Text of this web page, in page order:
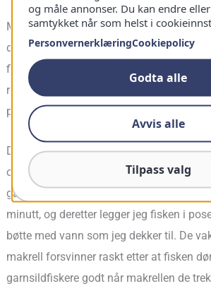
Makrellen er en utmerket spisefisk. Da
den ofte kokt, avkjølt og servert med
finnes mange måter å tilberede makrell
røkt. Stekt makrell med poteter, smør og
populært hos de fleste.
Det sies at makrell er en fisk som fort blir
oppbevare den riktig. Jeg foretrekker å
gang jeg har fanget den, også makrell.
minutt, og deretter legger jeg fisken i
bøtte med vann som jeg dekker til. De
makrell forsvinner raskt etter at fisken
garnsildfiskere godt når makrellen de
og måle annonser. Du kan endre
samtykket når som helst i
PersonvernerklæringCookiepolicy
Godta alle
Avvis alle
Tilpass valg